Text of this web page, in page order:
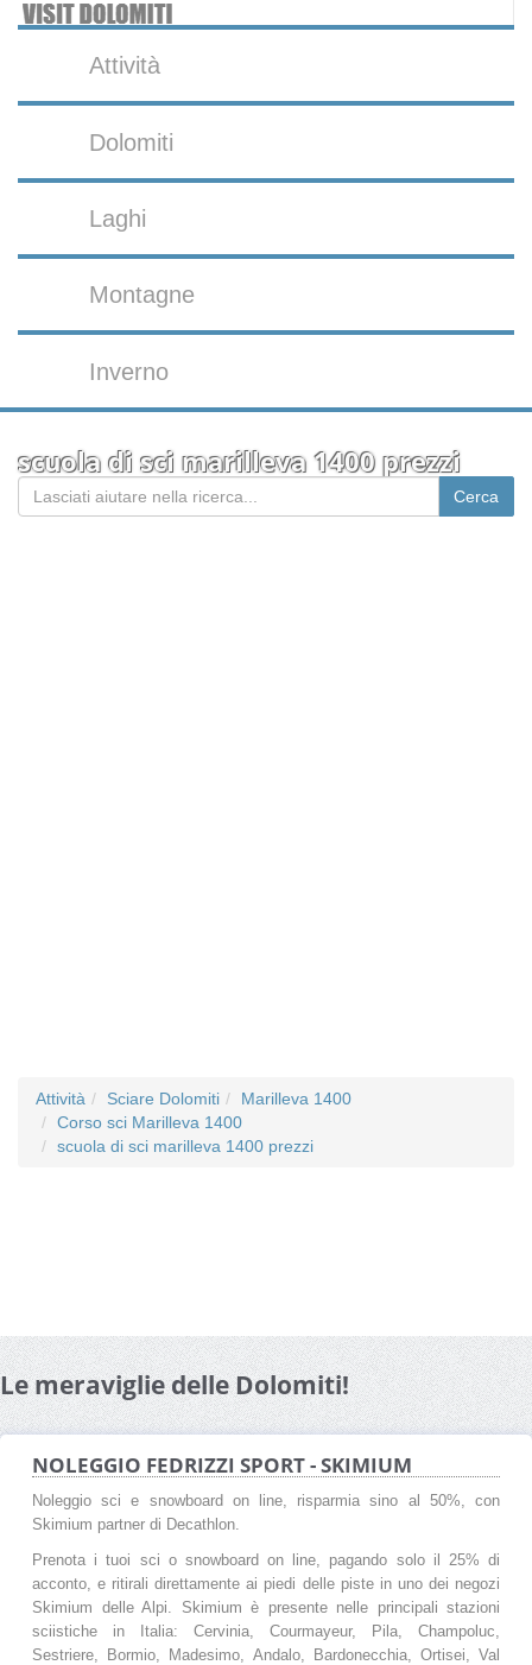
Attività
Dolomiti
Laghi
Montagne
Inverno
scuola di sci marilleva 1400 prezzi
Attività Sciare Dolomiti
Marilleva 1400
Corso sci Marilleva 1400
scuola di sci marilleva 1400 prezzi
Le meraviglie delle Dolomiti!
NOLEGGIO FEDRIZZI SPORT - SKIMIUM
Noleggio sci e snowboard on line, risparmia sino al 50%, con
Skimium partner di Decathlon.
Prenota i tuoi sci o snowboard on line, pagando solo il 25% di
acconto, e ritirali direttamente ai piedi delle piste in uno dei negozi
Skimium delle Alpi. Skimium è presente nelle principali stazioni
sciistiche in Italia: Cervinia, Courmayeur, Pila, Champoluc,
Sestriere, Bormio, Madesimo, Andalo, Bardonecchia, Ortisei, Val